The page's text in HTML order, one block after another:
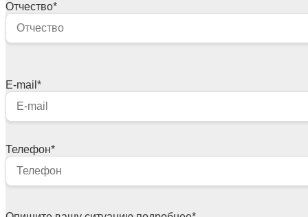
Отчество*
E-mail *
Телефон*